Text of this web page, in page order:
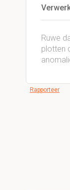
Ruwe
plotten
Rapporteer